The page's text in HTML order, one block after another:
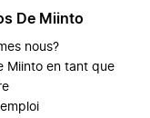
De Miinto
nous?
Miinto en tant que